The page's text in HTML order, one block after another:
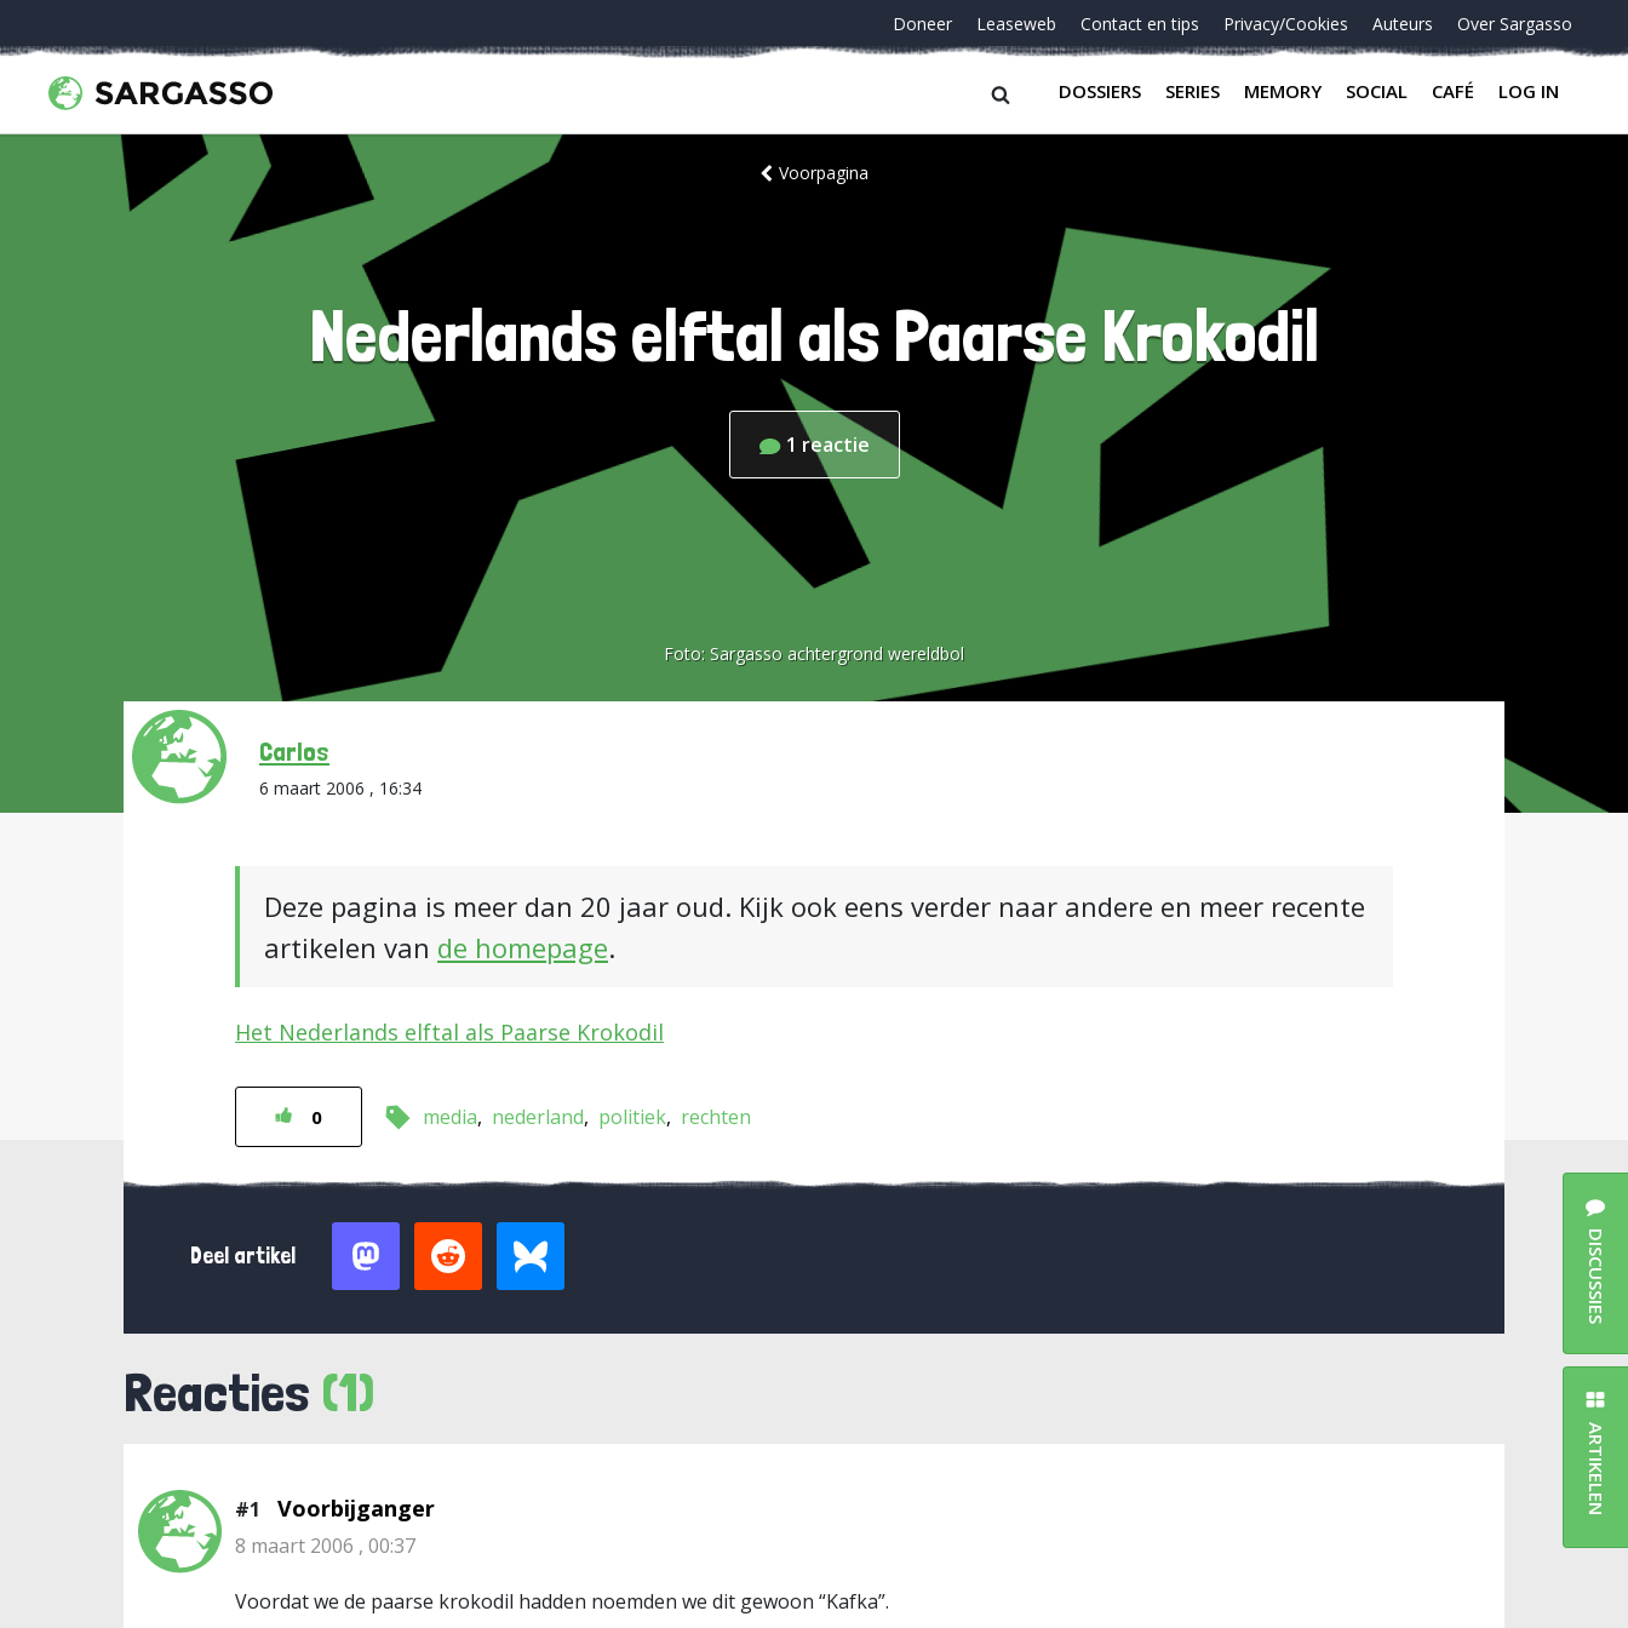
Doneer Leaseweb Contact en tips Privacy/Cookies Auteurs Over Sargasso
DOSSIERS SERIES MEMORY SOCIAL CAFÉ LOG IN
Voorpagina
Nederlands elftal als Paarse Krokodil
1 reactie
Foto: Sargasso achtergrond wereldbol
Carlos
6 maart 2006 , 16:34
Deze pagina is meer dan 20 jaar oud. Kijk ook eens verder naar andere en meer recente
artikelen van de homepage.
Het Nederlands elftal als Paarse Krokodil
0 media nederland politiek rechten
Deel artikel
Reacties (1)
#1 Voorbijganger
8 maart 2006 , 00:37
Voordat we de paarse krokodil hadden noemden we dit gewoon “Kafka”.
DISCUSSIES
ARTIKELEN